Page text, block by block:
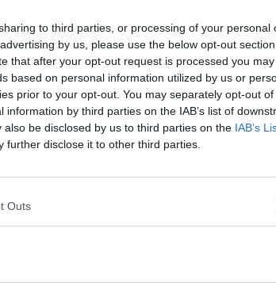
to third parties, or processing of your personal
by us, please use the below opt-out
that after your opt-out request is processed you may
based on personal information utilized by us or
prior to your opt-out. You may separately opt-out of
by third parties on the IAB’s list of
be disclosed by us to third parties on the IAB’s
further disclose it to other third parties.
Outs